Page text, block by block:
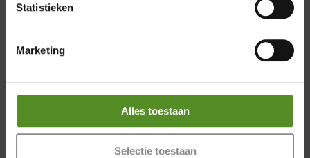
Statistieken
Marketing
Alles toestaan
Selectie toestaan
P650 1 per Gallery